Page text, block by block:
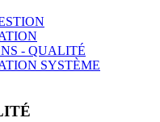
- QUALITÉ
SYSTÈME